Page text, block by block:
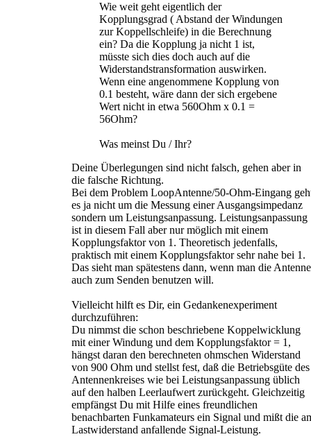
Wie weit geht eigentlich der
Kopplungsgrad ( Abstand der Windungen
zur Koppellschleife) in die Berechnung
ein? Da die Kopplung ja nicht 1 ist,
müsste sich dies doch auch auf die
Widerstandstransformation auswirken.
Wenn eine angenommene Kopplung von
0.1 besteht, wäre dann der sich ergebene
Wert nicht in etwa 560Ohm x 0.1 =
56Ohm?
Was meinst Du / Ihr?
Deine Überlegungen sind nicht falsch, gehen aber in
die falsche Richtung.
Bei dem Problem LoopAntenne/50-Ohm-Eingang
es ja nicht um die Messung einer Ausgangsimpedanz
sondern um Leistungsanpassung. Leistungsanpassung
ist in diesem Fall aber nur möglich mit einem
Kopplungsfaktor von 1. Theoretisch jedenfalls,
praktisch mit einem Kopplungsfaktor sehr nahe bei 1.
Das sieht man spätestens dann, wenn man die Antenne
auch zum Senden benutzen will.
Vielleicht hilft es Dir, ein Gedankenexperiment
durchzuführen:
Du nimmst die schon beschriebene Koppelwicklung
mit einer Windung und dem Kopplungsfaktor = 1,
hängst daran den berechneten ohmschen Widerstand
von 900 Ohm und stellst fest, daß die Betriebsgüte des
Antennenkreises wie bei Leistungsanpassung üblich
auf den halben Leerlaufwert zurückgeht. Gleichzeitig
empfängst Du mit Hilfe eines freundlichen
benachbarten Funkamateurs ein Signal und mißt die
Lastwiderstand anfallende Signal-Leistung.